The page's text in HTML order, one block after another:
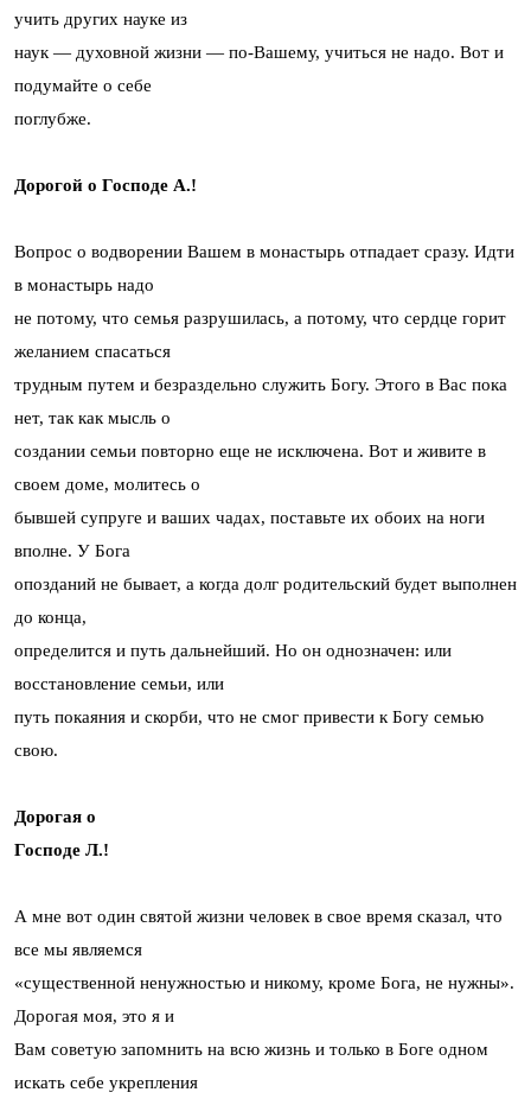
учить других науке из
наук — духовной жизни — по-Вашему, учиться не надо. Вот и
подумайте о себе
поглубже.
Дорогой о Господе А.!
Вопрос о водворении Вашем в монастырь отпадает сразу. Идти
в монастырь надо
не потому, что семья разрушилась, а потому, что сердце горит
желанием спасаться
трудным путем и безраздельно служить Богу. Этого в Вас пока
нет, так как мысль о
создании семьи повторно еще не исключена. Вот и живите в
своем доме, молитесь о
бывшей супруге и ваших чадах, поставьте их обоих на ноги
вполне. У Бога
опозданий не бывает, а когда долг родительский будет выполнен
до конца,
определится и путь дальнейший. Но он однозначен: или
восстановление семьи, или
путь покаяния и скорби, что не смог привести к Богу семью
свою.
Дорогая о
Господе Л.!
А мне вот один святой жизни человек в свое время сказал, что
все мы являемся
«существенной ненужностью и никому, кроме Бога, не нужны».
Дорогая моя, это я и
Вам советую запомнить на всю жизнь и только в Боге одном
искать себе укрепления